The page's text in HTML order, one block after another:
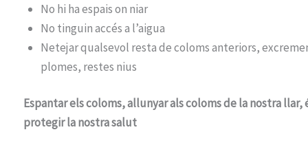
No hi ha espais on niar
No tinguin accés a l’aigua
Netejar qualsevol resta de coloms anteriors,
plomes, restes nius
Espantar els coloms, allunyar als coloms de la nostra llar,
protegir la nostra salut